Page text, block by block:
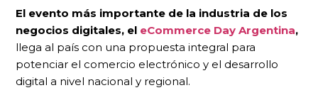
El evento más importante de la industria de los
negocios digitales, el eCommerce Day Argentina,
llega al país con una propuesta integral para
potenciar el comercio electrónico y el desarrollo
digital a nivel nacional y regional.